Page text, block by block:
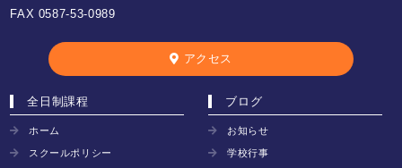
FAX 0587-53-0989
アクセス
全日制課程
ホーム
スクールポリシー
ブログ
お知らせ
学校行事